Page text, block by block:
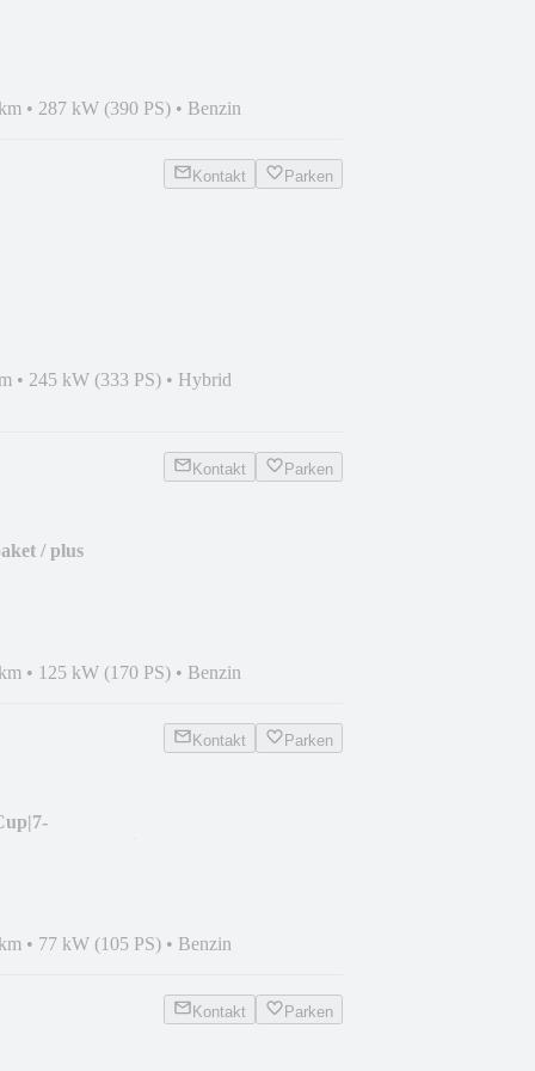
• 287 kW (390 PS) • Benzin
Kontakt Parken
• 245 kW (333 PS) • Hybrid
Kontakt Parken
/ plus
• 125 kW (170 PS) • Benzin
Kontakt Parken
• 77 kW (105 PS) • Benzin
Kontakt Parken